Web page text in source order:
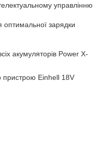
управлінню
оптимальної зарядки
акумуляторів Power X-
пристрою Einhell 18V